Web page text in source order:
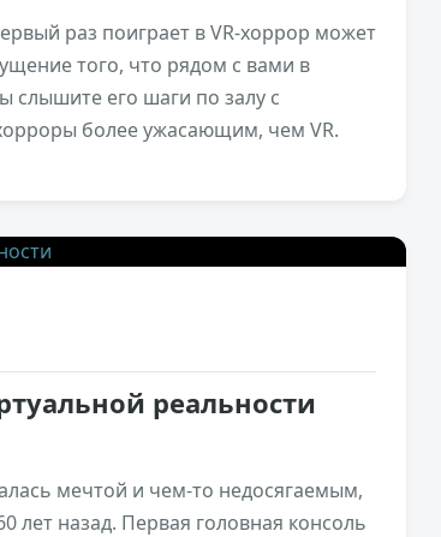
раз поиграет в VR-хоррор может
того, что рядом с вами в
слышите его шаги по залу с
более ужасающим, чем VR.
реальности
мечтой и чем-то недосягаемым,
лет назад. Первая головная консоль